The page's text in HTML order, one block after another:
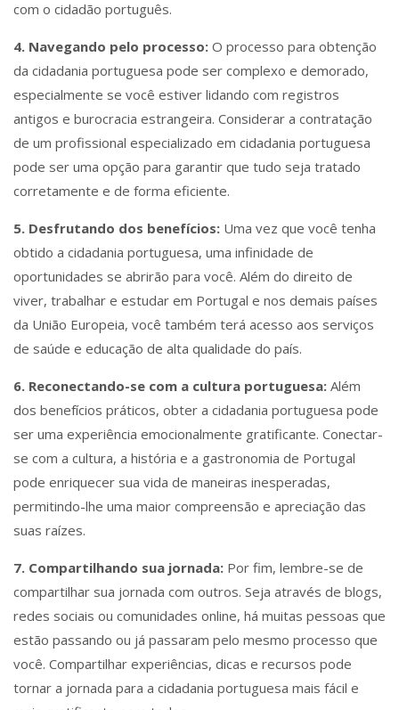
com o cidadão português.
4. Navegando pelo processo: O processo para obtenção
da cidadania portuguesa pode ser complexo e demorado,
especialmente se você estiver lidando com registros
antigos e burocracia estrangeira. Considerar a contratação
de um profissional especializado em cidadania portuguesa
pode ser uma opção para garantir que tudo seja tratado
corretamente e de forma eficiente.
5. Desfrutando dos benefícios: Uma vez que você tenha
obtido a cidadania portuguesa, uma infinidade de
oportunidades se abrirão para você. Além do direito de
viver, trabalhar e estudar em Portugal e nos demais países
da União Europeia, você também terá acesso aos serviços
de saúde e educação de alta qualidade do país.
6. Reconectando-se com a cultura portuguesa: Além
dos benefícios práticos, obter a cidadania portuguesa pode
ser uma experiência emocionalmente gratificante. Conectar-
se com a cultura, a história e a gastronomia de Portugal
pode enriquecer sua vida de maneiras inesperadas,
permitindo-lhe uma maior compreensão e apreciação das
suas raízes.
7. Compartilhando sua jornada: Por fim, lembre-se de
compartilhar sua jornada com outros. Seja através de blogs,
redes sociais ou comunidades online, há muitas pessoas que
estão passando ou já passaram pelo mesmo processo que
você. Compartilhar experiências, dicas e recursos pode
tornar a jornada para a cidadania portuguesa mais fácil e